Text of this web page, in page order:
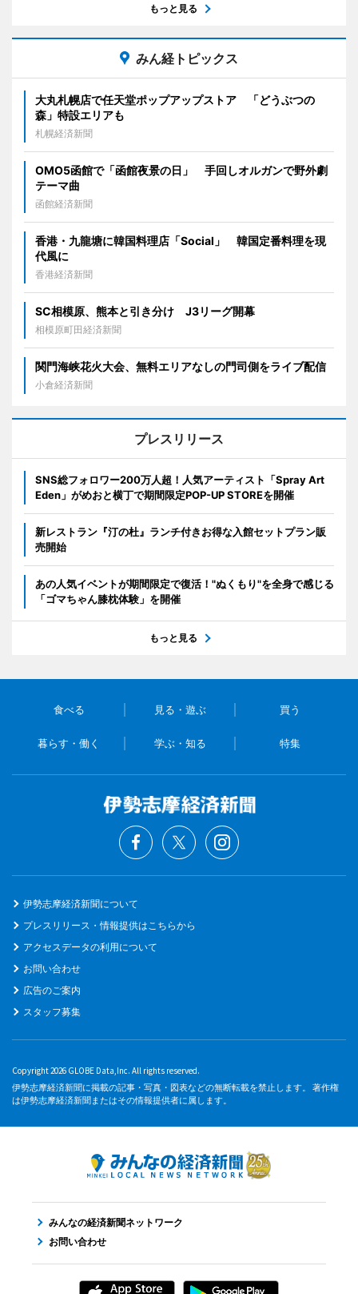
もっと見る
みん経トピックス
大丸札幌店で任天堂ポップアップストア 「どうぶつの
森」特設エリアも
札幌経済新聞
OMO5函館で「函館夜景の日」 手回しオルガンで野外劇
テーマ曲
函館経済新聞
香港・九龍塘に韓国料理店「Social」 韓国定番料理を現
代風に
香港経済新聞
SC相模原、熊本と引き分け J3リーグ開幕
相模原町田経済新聞
関門海峡花火大会、無料エリアなしの門司側をライブ配信
小倉経済新聞
プレスリリース
SNS総フォロワー200万人超！人気アーティスト「Spray Art
Eden」がめおと横丁で期間限定POP-UP STOREを開催
新レストラン『汀の杜』ランチ付きお得な入館セットプラン販
売開始
あの人気イベントが期間限定で復活！"ぬくもり"を全身で感じる
「ゴマちゃん膝枕体験」を開催
もっと見る
食べる 見る・遊ぶ 買う
暮らす・働く 学ぶ・知る 特集
伊勢志摩経済新聞について
プレスリリース・情報提供はこちらから
アクセスデータの利用について
お問い合わせ
広告のご案内
スタッフ募集
Copyright 2026 GLOBE Data,Inc. All rights reserved.
伊勢志摩経済新聞に掲載の記事・写真・図表などの無断転載を禁止します。 著作権
は伊勢志摩経済新聞またはその情報提供者に属します。
みんなの経済新聞ネットワーク
お問い合わせ